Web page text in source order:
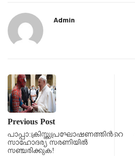
Admin
Previous Post
പാപ്പാ:ക്രിസ്തുപ്രഘോഷണത്തിന്‍റെ
സാഹോദര്യ സരണിയില്‍
സഞ്ചരിക്കുക!